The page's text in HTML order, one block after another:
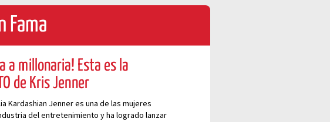
Fama
a millonaria! Esta es la
de Kris Jenner
Kardashian Jenner es una de las mujeres
del entretenimiento y ha logrado lanzar